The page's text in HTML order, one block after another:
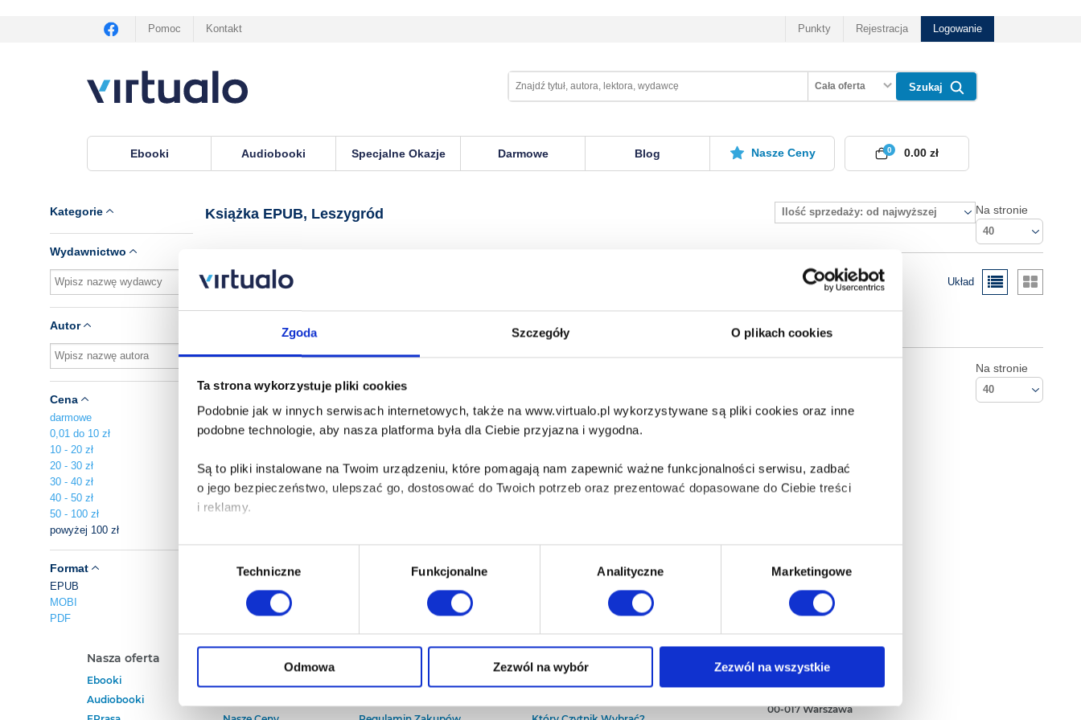
Zgoda Szczegóły O plikach cookies
Ta strona wykorzystuje pliki cookies
Podobnie jak w innych serwisach internetowych, także na www.virtualo.pl wykorzystywane są pliki cookies oraz inne
podobne technologie, aby nasza platforma była dla Ciebie przyjazna i wygodna.
Są to pliki instalowane na Twoim urządzeniu, które pomagają nam zapewnić ważne funkcjonalności serwisu, zadbać
o jego bezpieczeństwo, ulepszać go, dostosować do Twoich potrzeb oraz prezentować dopasowane do Ciebie treści
i reklamy.
Poza plikami, które są nam niezbędne do prawidłowego i bezpiecznego działania serwisu - są także takie, które wymagają
Twojej zgody.
Każda udzielona zgoda poprawi Twoje doświadczenia jeśli jesteś naszym Użytkownikiem.
Wybór
Techniczne Funkcjonalne Analityczne Marketingowe
Odmowa Zezwól na wybór Zezwól na wszystkie
Pomoc Kontakt Punkty Rejestracja Logowanie
Cała oferta Szukaj
Ebooki Audiobooki Specjalne Okazje Darmowe Blog Nasze Ceny 0
0.00 zł
Kategorie
Wydawnictwo
Autor
Cena
darmowe
0,01 do 10 zł
10 - 20 zł
20 - 30 zł
30 - 40 zł
40 - 50 zł
50 - 100 zł
powyżej 100 zł
Format
EPUB
MOBI
PDF
Książka EPUB, Leszygród Ilość sprzedaży: od najwyższej Na stronie
40
Układ
Na stronie
40
Nasza oferta
Ebooki
Audiobooki
Baza wiedzy
Empik S.A
00-017 Warszawa